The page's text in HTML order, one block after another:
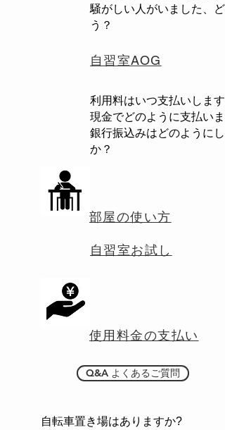
騒がしい人がいました、ど
う？
自習室AOG
利用料はいつ支払いします
現金でどのように支払いま
銀行振込みはどのようにし
か？
部屋の使い方
自習室お試し
使用料金の支払い
Q&A よくあるご質問
自転車置き場はありますか?